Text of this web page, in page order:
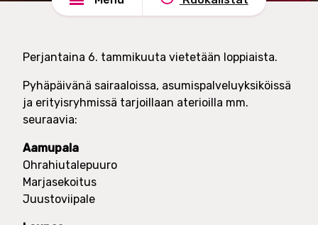
e
t
O
y
o
d
s
h
Perjantaina 6. tammikuuta vietetään loppiaista.
Pyhäpäivänä sairaaloissa, asumispalveluyksiköissä
ja erityisryhmissä tarjoillaan aterioilla mm.
seuraavia:
Aamupala
Ohrahiutalepuuro
Marjasekoitus
Juustoviipale